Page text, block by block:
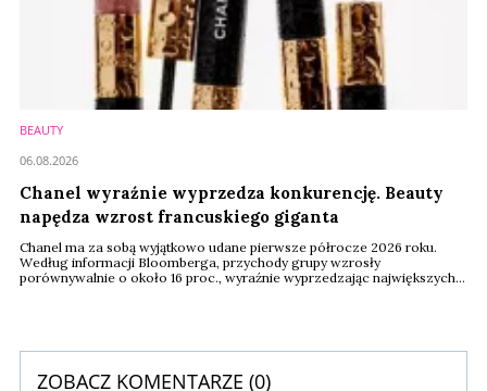
BEAUTY
Chanel wyraźnie wyprzedza konkurencję. Beauty
napędza wzrost francuskiego giganta
Chanel ma za sobą wyjątkowo udane pierwsze półrocze 2026 roku.
Według informacji Bloomberga, przychody grupy wzrosły
porównywalnie o około 16 proc., wyraźnie wyprzedzając największych
06.08.2026
ZOBACZ KOMENTARZE (0)